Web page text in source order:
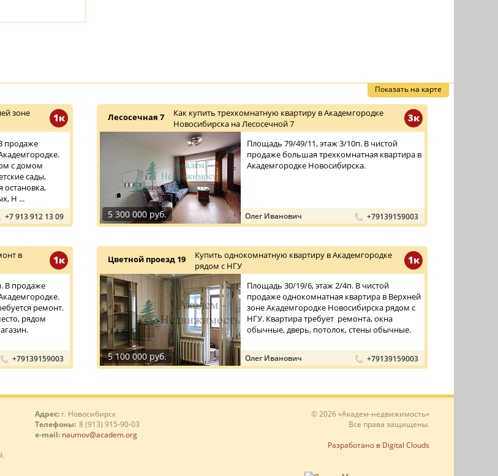
Показать на карте
1к
зоне
продаже
с домом
сады,
остановка,
Н ...
+7 913 912 13 09
3к
Лесосечная 7
Как купить трехкомнатную квартиру в Академгородке
Новосибирска на Лесосечной 7
5 300 000 руб.
Площадь 79/49/11, этаж 3/10п. В чистой
продаже большая трехкомнатная квартира в
Академгородке Новосибирска.
Олег Иванович +79139159003
1к
в
В продаже
ремонт.
рядом
+79139159003
1к
Цветной проезд 19
Купить однокомнатную квартиру в Академгородке
рядом с НГУ
5 100 000 руб.
Площадь 30/19/6, этаж 2/4п. В чистой
продаже однокомнатная квартира в Верхней
зоне Академгородке Новосибирска рядом с
НГУ. Квартира требует ремонта, окна
обычные, дверь, потолок, стены обычные.
Олег Иванович +79139159003
Адрес: г. Новосибирск
Телефоны: 8 (913) 915-90-03
e-mail: naumov@academ.org
© 2026 «Академ-недвижимость»
Все права защищены.
Разработано в Digital Clouds